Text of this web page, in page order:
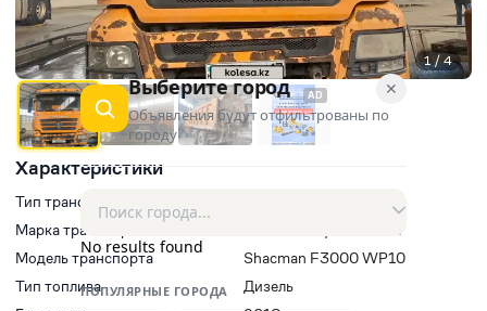
Характеристики
Тип транспорта
Марка транспорта
SHACMAN / SHAANXI
Модель транспорта
Shacman F3000 WP10
Тип топлива
Дизель
1 / 4
AD ✕
Выберите город
Объявления будут отфильтрованы по
городу
No results found
ПОПУЛЯРНЫЕ ГОРОДА